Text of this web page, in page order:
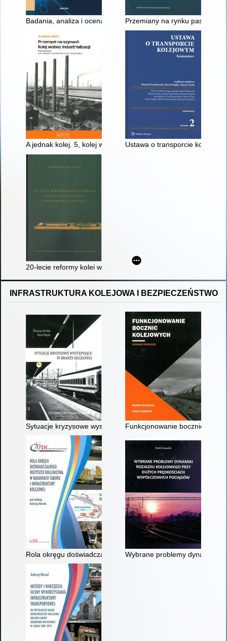
Badania, analiza i ocena uwarunkowań techniczno-
Przemiany na rynku
A jednak kolej. 5, kolej wobec industrializacji : praca zbiorowa
Ustawa o transporcie
20-lecie reformy kolei w Polsce : poglądy i plany rozwojowe :
INFRASTRUKTURA KOLEJOWA I BEZPIECZEŃSTWO
Sytuacje kryzysowe występujące w branży kolejowej
Funkcjonowanie bocznic
Rola okręgu doświadczalnego Instytutu Kolejnictwa w
Wybrane problemy dynamiki